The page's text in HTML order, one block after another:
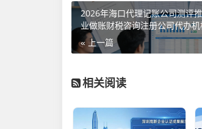
2026年海口代理记账公司测评
业做账财税咨询注册公司代办
« 上一篇
相关阅读